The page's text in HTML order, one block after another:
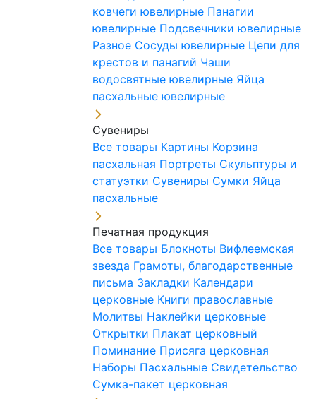
ковчеги ювелирные Панагии
ювелирные Подсвечники ювелирные
Разное Сосуды ювелирные Цепи для
крестов и панагий Чаши
водосвятные ювелирные Яйца
пасхальные ювелирные
Сувениры
Все товары Картины Корзина
пасхальная Портреты Скульптуры и
статуэтки Сувениры Сумки Яйца
пасхальные
Печатная продукция
Все товары Блокноты Вифлеемская
звезда Грамоты, благодарственные
письма Закладки Календари
церковные Книги православные
Молитвы Наклейки церковные
Открытки Плакат церковный
Поминание Присяга церковная
Наборы Пасхальные Свидетельство
Сумка-пакет церковная